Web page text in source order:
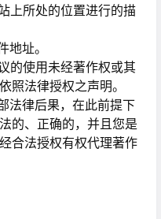
上所处的位置进行的描
址。
的使用未经著作权或其
照法律授权之声明。
法律后果，在此前提下
的、正确的，并且您是
合法授权有权代理著作